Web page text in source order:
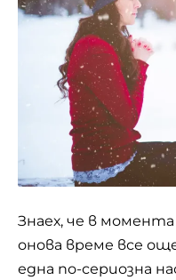
Знаех, че в
онова време все
една по-сериозна